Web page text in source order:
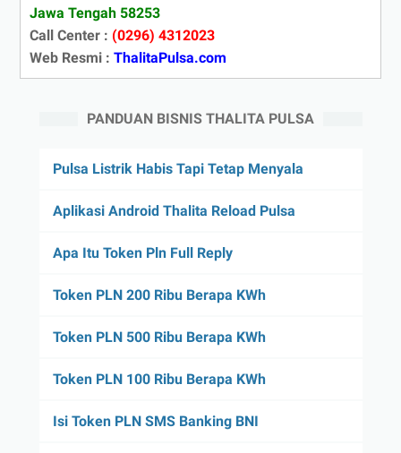
Jawa Tengah 58253
Call Center : (0296) 4312023
Web Resmi : ThalitaPulsa.com
PANDUAN BISNIS THALITA PULSA
Pulsa Listrik Habis Tapi Tetap Menyala
Aplikasi Android Thalita Reload Pulsa
Apa Itu Token Pln Full Reply
Token PLN 200 Ribu Berapa KWh
Token PLN 500 Ribu Berapa KWh
Token PLN 100 Ribu Berapa KWh
Isi Token PLN SMS Banking BNI